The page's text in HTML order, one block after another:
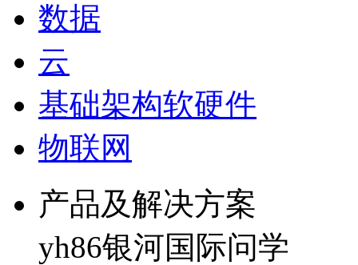
数据
云
基础架构软硬件
物联网
产品及解决方案
yh86银河国际问学